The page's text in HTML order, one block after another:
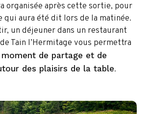
organisée après cette sortie, pour
aura été dit lors de la matinée.
un déjeuner dans un restaurant
Tain l’Hermitage vous permettra
de partage et de
des plaisirs de la table.